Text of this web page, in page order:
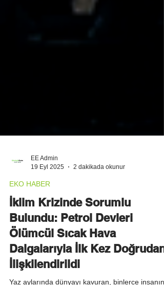
19 Eyl 2025
EKO HABER
İklim Krizinde Sorumlu
Bulundu: Petrol Devleri
Ölümcül Sıcak Hava
Dalgalarıyla İlk Kez Doğrudan